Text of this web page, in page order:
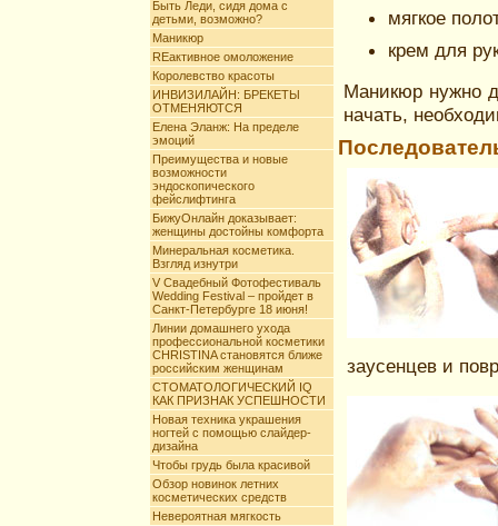
Быть Леди, сидя дома с
детьми, возможно?
Маникюр
REактивное омоложение
Королевство красоты
ИНВИЗИЛАЙН: БРЕКЕТЫ
ОТМЕНЯЮТСЯ
Елена Эланж: На пределе
эмоций
Преимущества и новые
возможности
эндоскопического
фейслифтинга
БижуОнлайн доказывает:
женщины достойны комфорта
Минеральная косметика.
Взгляд изнутри
V Свадебный Фотофестиваль
Wedding Festival – пройдет в
Санкт-Петербурге 18 июня!
Линии домашнего ухода
профессиональной косметики
CHRISTINA становятся ближе
российским женщинам
СТОМАТОЛОГИЧЕСКИЙ IQ
КАК ПРИЗНАК УСПЕШНОСТИ
Новая техника украшения
ногтей с помощью слайдер-
дизайна
Чтобы грудь была красивой
Обзор новинок летних
косметических средств
Невероятная мягкость
мягкое
крем для
Маникюр нужно
начать,
заусенцев и